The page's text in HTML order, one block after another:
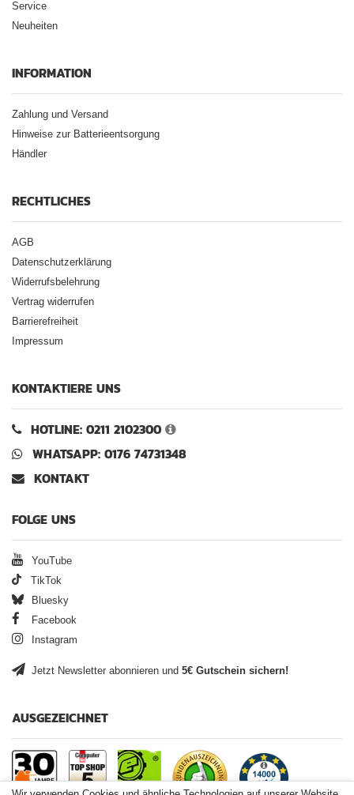
Service
Neuheiten
INFORMATION
Zahlung und Versand
Hinweise zur Batterieentsorgung
Händler
RECHTLICHES
AGB
Datenschutzerklärung
Widerrufsbelehrung
Vertrag widerrufen
Barrierefreiheit
Impressum
KONTAKTIERE UNS
HOTLINE: 0211 2102300
WHATSAPP: 0176 74731348
KONTAKT
FOLGE UNS
YouTube
TikTok
Bluesky
Facebook
Instagram
Jetzt Newsletter abonnieren und 5€ Gutschein sichern!
AUSGEZEICHNET